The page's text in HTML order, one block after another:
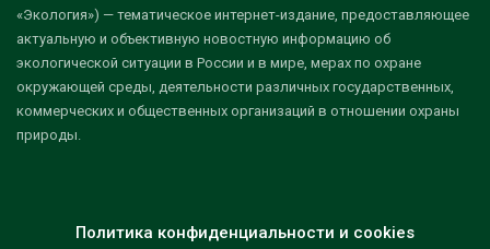
«Экология») — тематическое интернет-издание, предоставляющее
актуальную и объективную новостную информацию об
экологической ситуации в России и в мире, мерах по охране
окружающей среды, деятельности различных государственных,
коммерческих и общественных организаций в отношении охраны
природы.
Политика конфиденциальности и cookies